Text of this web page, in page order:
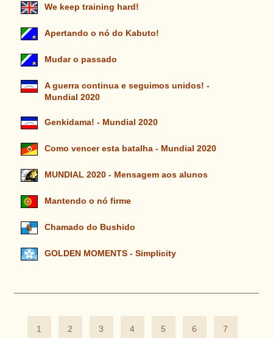
We keep training hard!
Apertando o nó do Kabuto!
Mudar o passado
A guerra continua e seguimos unidos! -
Mundial 2020
Genkidama! - Mundial 2020
Como vencer esta batalha - Mundial 2020
MUNDIAL 2020 - Mensagem aos alunos
Mantendo o nó firme
Chamado do Bushido
GOLDEN MOMENTS - Simplicity
1 2 3 4 5 6 7